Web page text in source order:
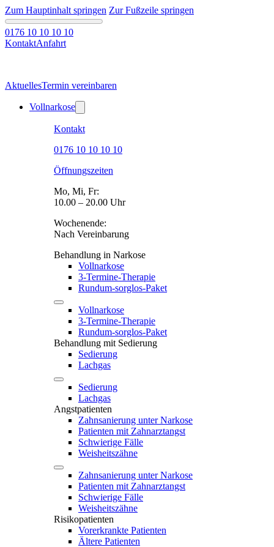
Zum Hauptinhalt springen Zur Fußzeile springen
0176 10 10 10 10
KontaktAnfahrt
AktuellesTermin vereinbaren
Vollnarkose
Kontakt
0176 10 10 10 10
Öffnungszeiten
Mo, Mi, Fr:
10.00 – 20.00 Uhr
Wochenende:
Nach Vereinbarung
Behandlung in Narkose
Vollnarkose
3-Termine-Therapie
Rundum-sorglos-Paket
Vollnarkose
3-Termine-Therapie
Rundum-sorglos-Paket
Behandlung mit Sedierung
Sedierung
Lachgas
Sedierung
Lachgas
Angstpatienten
Zahnsanierung unter Narkose
Patienten mit Zahnarztangst
Schwierige Fälle
Weisheitszähne
Zahnsanierung unter Narkose
Patienten mit Zahnarztangst
Schwierige Fälle
Weisheitszähne
Risikopatienten
Vorerkrankte Patienten
Ältere Patienten